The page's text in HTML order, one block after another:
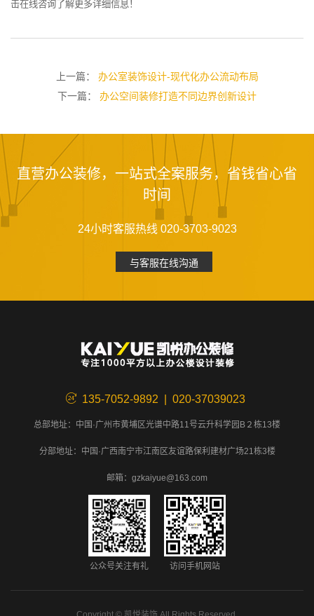
击在线咨询了解更多详细信息！
上一篇： 办公室装饰设计-现代化办公流动布局
下一篇： 办公空间装修打造不同边界创新设计
直营办公装修，一站式全案服务，省钱省心省
时间
24小时客服热线 020-3703-9023
与客服在线沟通
135-7052-9892 | 020-37039023
总部地址：中国·广州市黄埔区光谱中路11号云升科学园B２栋13楼
分部地址：中国·广西南宁市江南区友谊路保利建材广场21栋3楼
邮箱：gzkaiyue@163.com
公众号关注有礼 访问手机网站